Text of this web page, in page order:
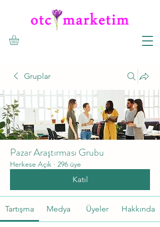
Gruplar
Pazar Araştırması Grubu
Herkese Açık · 296 üye
Katıl
Tartışma Medya Üyeler Hakkında